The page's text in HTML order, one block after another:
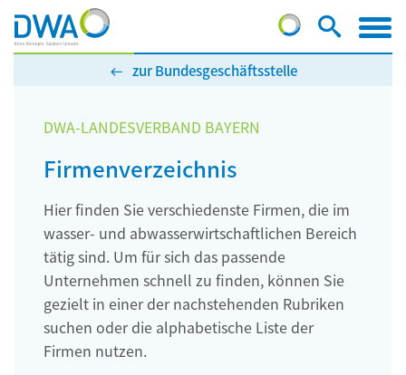
zur Bundesgeschäftsstelle
DWA-LANDESVERBAND BAYERN
Firmenverzeichnis
Hier finden Sie verschiedenste Firmen, die im
wasser- und abwasserwirtschaftlichen Bereich
tätig sind. Um für sich das passende
Unternehmen schnell zu finden, können Sie
gezielt in einer der nachstehenden Rubriken
suchen oder die alphabetische Liste der
Firmen nutzen.